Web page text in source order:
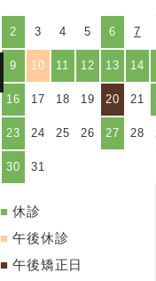
2 3 4 5 6 7
9 10 11 12 13 14
16 17 18 19 20 21
23 24 25 26 27 28
30 31
■ 休診
■ 午後休診
■ 午後矯正日